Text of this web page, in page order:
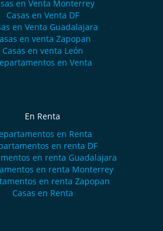
en Venta Monterrey
Casas en Venta DF
en Venta Guadalajara
en venta Zapopan
Casas en venta León
en Venta
En Renta
en Renta
en renta DF
en renta Guadalajara
en renta Monterrey
en renta Zapopan
Casas en Renta